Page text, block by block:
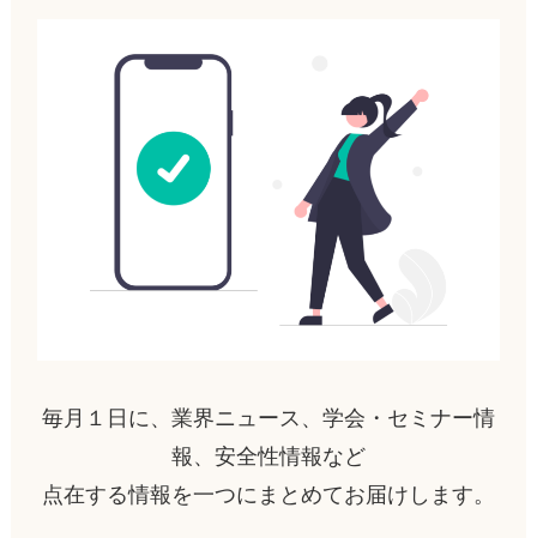
毎月１日に、業界ニュース、学会・セミナー情
報、安全性情報など
点在する情報を一つにまとめてお届けします。